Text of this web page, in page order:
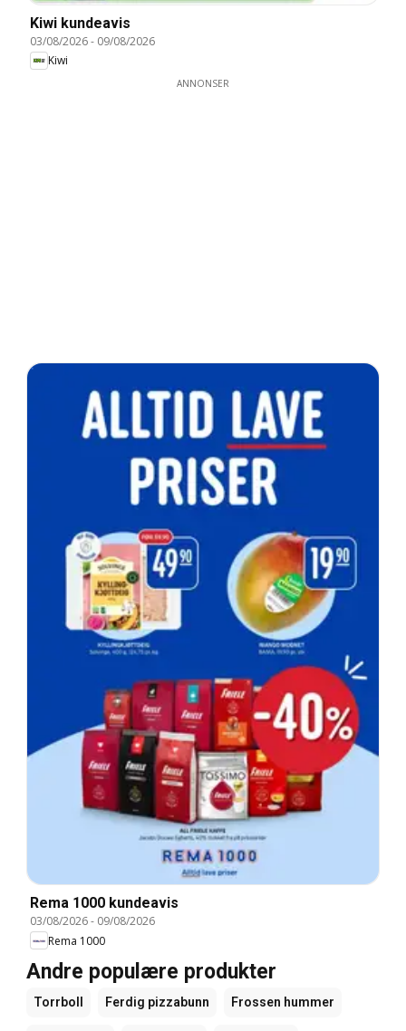
Kiwi kundeavis
03/08/2026- 09/08/2026
Kiwi
ANNONSER
Rema 1000 kundeavis
03/08/2026- 09/08/2026
Rema 1000
Andre populære produkter
Torrboll Ferdig pizzabunn Frossen hummer